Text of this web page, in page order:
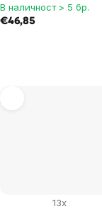
В наличност > 5 бр.
€46,85
13x